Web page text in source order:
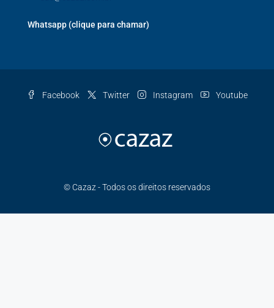
Whatsapp (clique para chamar)
Facebook Twitter Instagram Youtube
© Cazaz - Todos os direitos reservados